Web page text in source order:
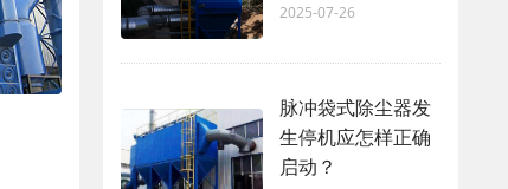
2025-07-26
脉冲袋式除尘器发
生停机应怎样正确
启动？